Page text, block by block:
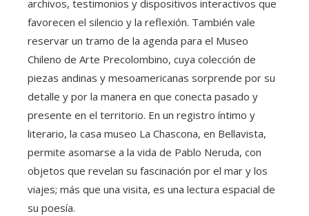
archivos, testimonios y dispositivos interactivos que
favorecen el silencio y la reflexión. También vale
reservar un tramo de la agenda para el Museo
Chileno de Arte Precolombino, cuya colección de
piezas andinas y mesoamericanas sorprende por su
detalle y por la manera en que conecta pasado y
presente en el territorio. En un registro íntimo y
literario, la casa museo La Chascona, en Bellavista,
permite asomarse a la vida de Pablo Neruda, con
objetos que revelan su fascinación por el mar y los
viajes; más que una visita, es una lectura espacial de
su poesía.